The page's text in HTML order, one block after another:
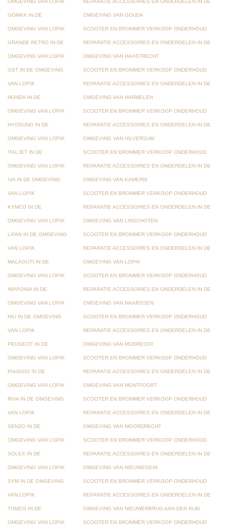
OMGEVING VAN LOPIK
GOMAX IN DE
OMGEVING VAN LOPIK
GRANDE RETRO IN DE
OMGEVING VAN LOPIK
GST IN DE OMGEVING
VAN LOPIK
HONDA IN DE
OMGEVING VAN LOPIK
HYOSUNG IN DE
OMGEVING VAN LOPIK
ITALJET IN DE
OMGEVING VAN LOPIK
IVA IN DE OMGEVING
VAN LOPIK
KYMCO IN DE
OMGEVING VAN LOPIK
LIFAN IN DE OMGEVING
VAN LOPIK
MALAGUTI IN DE
OMGEVING VAN LOPIK
NIPPONIA IN DE
OMGEVING VAN LOPIK
NIU IN DE OMGEVING
VAN LOPIK
PEUGEOT IN DE
OMGEVING VAN LOPIK
PIAGGIO IN DE
OMGEVING VAN LOPIK
RIVA IN DE OMGEVING
VAN LOPIK
SENZO IN DE
OMGEVING VAN LOPIK
SOLEX IN DE
OMGEVING VAN LOPIK
SYM IN DE OMGEVING
VAN LOPIK
TOMOS IN DE
OMGEVING VAN LOPIK
REPARATIE ACCESSOIRES EN ONDERDELEN IN DE
OMGEVING VAN GOUDA
SCOOTER EN BROMMER VERKOOP ONDERHOUD
REPARATIE ACCESSOIRES EN ONDERDELEN IN DE
OMGEVING VAN HAASTRECHT
SCOOTER EN BROMMER VERKOOP ONDERHOUD
REPARATIE ACCESSOIRES EN ONDERDELEN IN DE
OMGEVING VAN HARMELEN
SCOOTER EN BROMMER VERKOOP ONDERHOUD
REPARATIE ACCESSOIRES EN ONDERDELEN IN DE
OMGEVING VAN HILVERSUM
SCOOTER EN BROMMER VERKOOP ONDERHOUD
REPARATIE ACCESSOIRES EN ONDERDELEN IN DE
OMGEVING VAN KAMERIK
SCOOTER EN BROMMER VERKOOP ONDERHOUD
REPARATIE ACCESSOIRES EN ONDERDELEN IN DE
OMGEVING VAN LINSCHOTEN
SCOOTER EN BROMMER VERKOOP ONDERHOUD
REPARATIE ACCESSOIRES EN ONDERDELEN IN DE
OMGEVING VAN LOPIK
SCOOTER EN BROMMER VERKOOP ONDERHOUD
REPARATIE ACCESSOIRES EN ONDERDELEN IN DE
OMGEVING VAN MAARSSEN
SCOOTER EN BROMMER VERKOOP ONDERHOUD
REPARATIE ACCESSOIRES EN ONDERDELEN IN DE
OMGEVING VAN MIJDRECHT
SCOOTER EN BROMMER VERKOOP ONDERHOUD
REPARATIE ACCESSOIRES EN ONDERDELEN IN DE
OMGEVING VAN MONTFOORT
SCOOTER EN BROMMER VERKOOP ONDERHOUD
REPARATIE ACCESSOIRES EN ONDERDELEN IN DE
OMGEVING VAN MOORDRECHT
SCOOTER EN BROMMER VERKOOP ONDERHOUD
REPARATIE ACCESSOIRES EN ONDERDELEN IN DE
OMGEVING VAN NIEUWEGEIN
SCOOTER EN BROMMER VERKOOP ONDERHOUD
REPARATIE ACCESSOIRES EN ONDERDELEN IN DE
OMGEVING VAN NIEUWERBRUG AAN DEN RIJN
SCOOTER EN BROMMER VERKOOP ONDERHOUD